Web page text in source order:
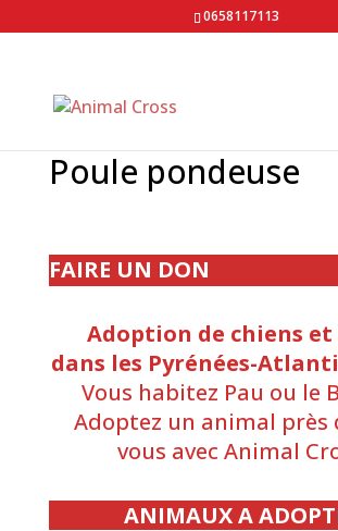
0658117113
Poule pondeuse
FAIRE UN DON
Adoption de chiens et
dans les Pyrénées-
Vous habitez Pau ou le
Adoptez un animal près
vous avec Animal
ANIMAUX A